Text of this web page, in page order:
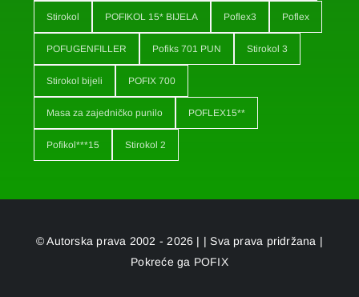
Stirokol POFIKOL 15* BIJELA Poflex3 Poflex
POFUGENFILLER Pofiks 701 PUN Stirokol 3
Stirokol bijeli POFIX 700
Masa za zajedničko punilo POFLEX15**
Pofikol***15 Stirokol 2
© Autorska prava 2002 - 2026 | | Sva prava pridržana |
Pokreće ga POFIX